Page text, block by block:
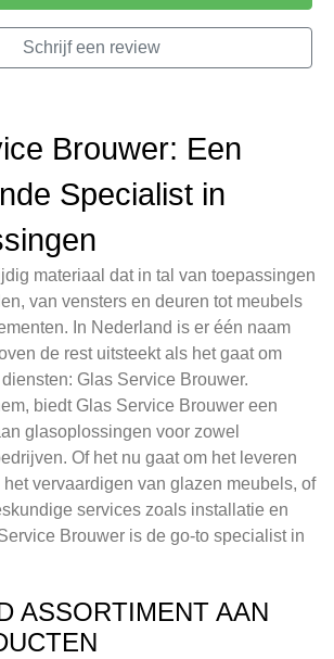
Schrijf een review
Brouwer: Een
Specialist in
materiaal dat in tal van toepassingen
van vensters en deuren tot meubels
In Nederland is er één naam
de rest uitsteekt als het gaat om
Glas Service Brouwer.
biedt Glas Service Brouwer een
glasoplossingen voor zowel
Of het nu gaat om het leveren
vervaardigen van glazen meubels, of
services zoals installatie en
Brouwer is de go-to specialist in
ASSORTIMENT AAN